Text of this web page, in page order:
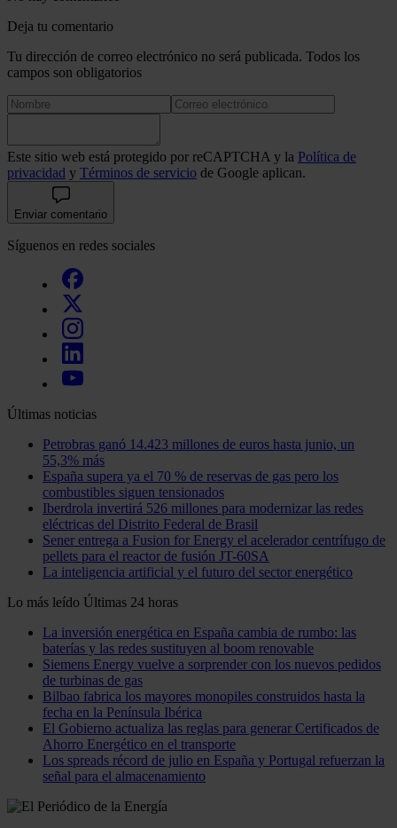
Deja tu comentario
Tu dirección de correo electrónico no será publicada. Todos los
campos son obligatorios
Este sitio web está protegido por reCAPTCHA y la Política de
privacidad y Términos de servicio de Google aplican.
Enviar comentario
Síguenos en redes sociales
Últimas noticias
Petrobras ganó 14.423 millones de euros hasta junio, un
55,3% más
España supera ya el 70 % de reservas de gas pero los
combustibles siguen tensionados
Iberdrola invertirá 526 millones para modernizar las redes
eléctricas del Distrito Federal de Brasil
Sener entrega a Fusion for Energy el acelerador centrífugo de
pellets para el reactor de fusión JT-60SA
La inteligencia artificial y el futuro del sector energético
Lo más leído Últimas 24 horas
La inversión energética en España cambia de rumbo: las
baterías y las redes sustituyen al boom renovable
Siemens Energy vuelve a sorprender con los nuevos pedidos
de turbinas de gas
Bilbao fabrica los mayores monopiles construidos hasta la
fecha en la Península Ibérica
El Gobierno actualiza las reglas para generar Certificados de
Ahorro Energético en el transporte
Los spreads récord de julio en España y Portugal refuerzan la
señal para el almacenamiento